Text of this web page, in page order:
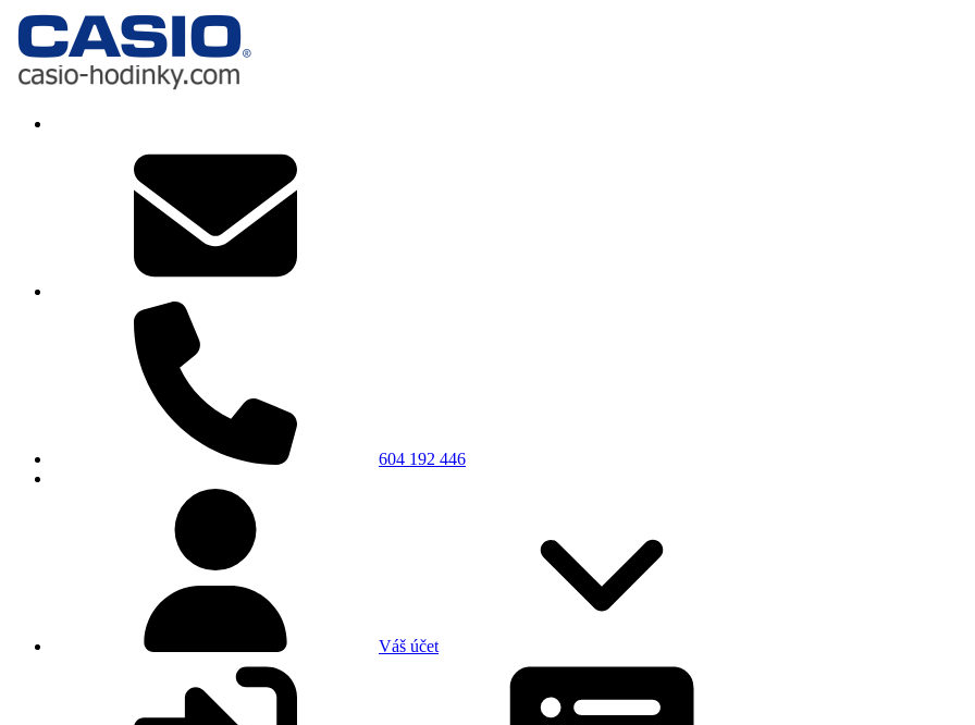
604 192 446
Váš účet